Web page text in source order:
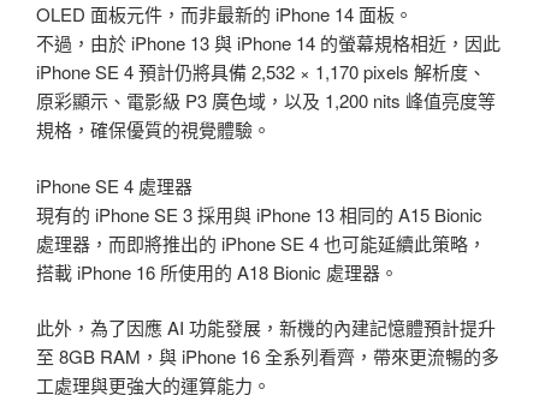
OLED 面板元件，而非最新的 iPhone 14 面板。
不過，由於 iPhone 13 與 iPhone 14 的螢幕規格相近，因此
iPhone SE 4 預計仍將具備 2,532 × 1,170 pixels 解析度、
原彩顯示、電影級 P3 廣色域，以及 1,200 nits 峰值亮度等
規格，確保優質的視覺體驗。
iPhone SE 4 處理器
現有的 iPhone SE 3 採用與 iPhone 13 相同的 A15 Bionic
處理器，而即將推出的 iPhone SE 4 也可能延續此策略，
搭載 iPhone 16 所使用的 A18 Bionic 處理器。
此外，為了因應 AI 功能發展，新機的內建記憶體預計提升
至 8GB RAM，與 iPhone 16 全系列看齊，帶來更流暢的多
工處理與更強大的運算能力。